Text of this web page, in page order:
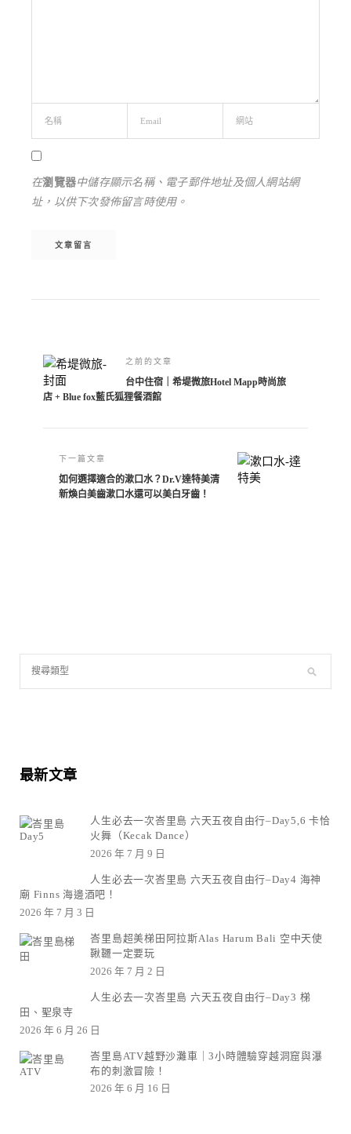
在瀏覽器中儲存顯示名稱、電子郵件地址及個人網站網
址，以供下次發佈留言時使用。
之前的文章
台中住宿｜希堤微旅Hotel Mapp時尚旅
店 + Blue fox藍氏狐狸餐酒館
下一篇文章
如何選擇適合的漱口水？Dr.V達特美清
新煥白美齒漱口水還可以美白牙齒！
最新文章
人生必去一次峇里島 六天五夜自由行–Day5,6 卡恰
火舞（Kecak Dance）
2026 年 7 月 9 日
人生必去一次峇里島 六天五夜自由行–Day4 海神
廟 Finns 海邊酒吧！
2026 年 7 月 3 日
峇里島超美梯田阿拉斯Alas Harum Bali 空中天使
鞦韆一定要玩
2026 年 7 月 2 日
人生必去一次峇里島 六天五夜自由行–Day3 梯
田、聖泉寺
2026 年 6 月 26 日
峇里島ATV越野沙灘車｜3小時體驗穿越洞窟與瀑
布的刺激冒險！
2026 年 6 月 16 日